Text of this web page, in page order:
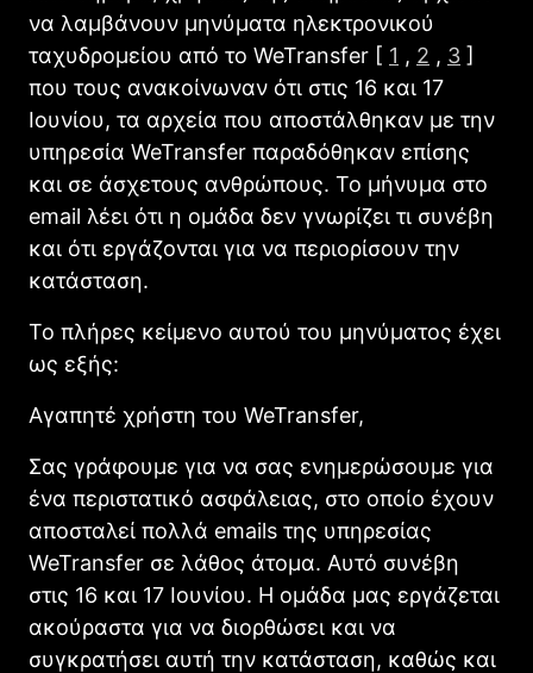
να λαμβάνουν μηνύματα ηλεκτρονικού
ταχυδρομείου από το WeTransfer [ 1 , 2 , 3 ]
που τους ανακοίνωναν ότι στις 16 και 17
Ιουνίου, τα αρχεία που αποστάλθηκαν με την
υπηρεσία WeTransfer παραδόθηκαν επίσης
και σε άσχετους ανθρώπους. Το μήνυμα στο
email λέει ότι η ομάδα δεν γνωρίζει τι συνέβη
και ότι εργάζονται για να περιορίσουν την
κατάσταση.
Το πλήρες κείμενο αυτού του μηνύματος έχει
ως εξής:
Αγαπητέ χρήστη του WeTransfer,
Σας γράφουμε για να σας ενημερώσουμε για
ένα περιστατικό ασφάλειας, στο οποίο έχουν
αποσταλεί πολλά emails της υπηρεσίας
WeTransfer σε λάθος άτομα. Αυτό συνέβη
στις 16 και 17 Ιουνίου. Η ομάδα μας εργάζεται
ακούραστα για να διορθώσει και να
συγκρατήσει αυτή την κατάσταση, καθώς και